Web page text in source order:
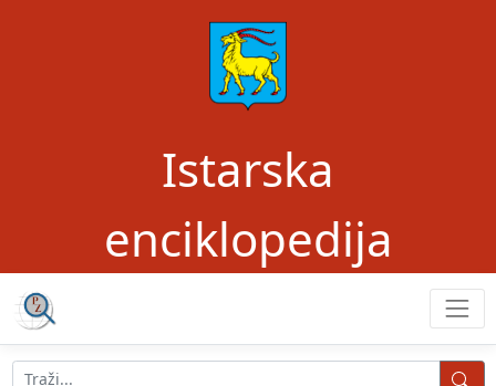
Istarska
enciklopedija